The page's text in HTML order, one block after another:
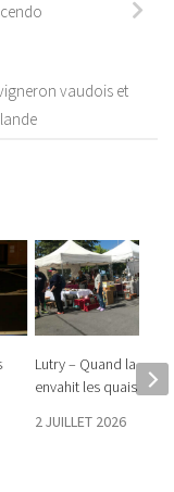
vaudois et
Lutry – Quand la foule
envahit les quais
2 JUILLET 2026